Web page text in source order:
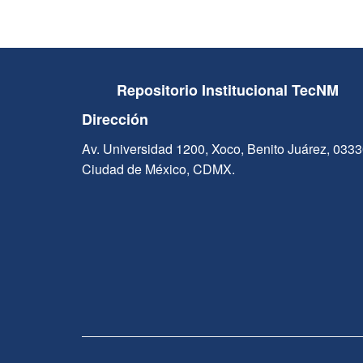
Repositorio Institucional TecNM
Dirección
Av. Universidad 1200, Xoco, Benito Juárez,
Ciudad de México, CDMX.